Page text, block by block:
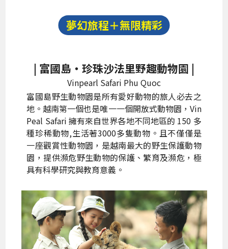
夢幻旅程＋無限精彩
| 富國島‧珍珠沙法里野趣動物園 |
Vinpearl Safari Phu Quoc
富國島野生動物園是所有愛好動物的旅人必去之
地。越南第一個也是唯一一個開放式動物園，Vin
Peal Safari 擁有來自世界各地不同地區的 150 多
種珍稀動物,生活著3000多隻動物。且不僅僅是
一座觀賞性動物園，是越南最大的野生保護動物
園，提供瀕危野生動物的保護、繁育及瀕危，極
具有科學研究與教育意義。